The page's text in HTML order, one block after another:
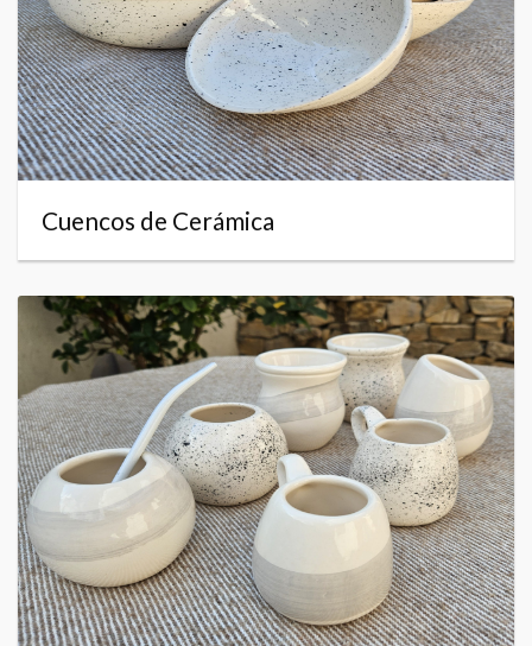
Cuencos de Cerámica